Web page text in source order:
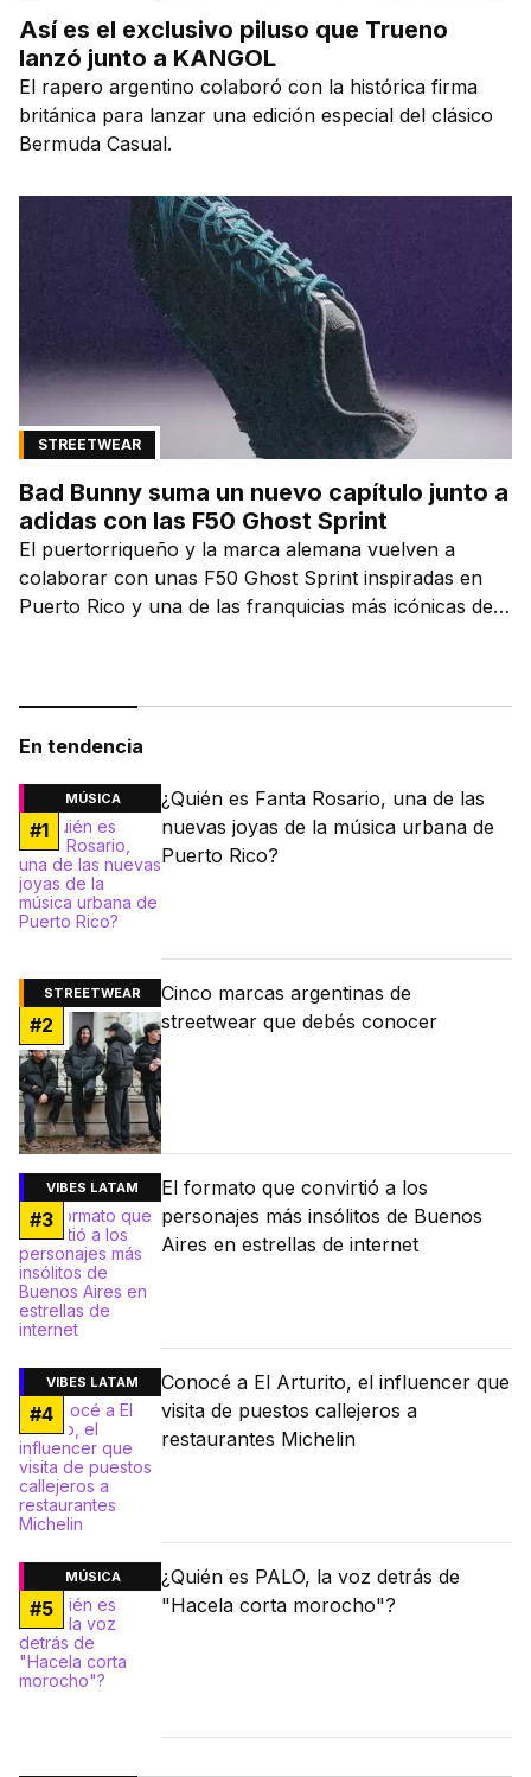
Así es el exclusivo piluso que Trueno
lanzó junto a KANGOL
El rapero argentino colaboró con la histórica firma
británica para lanzar una edición especial del clásico
Bermuda Casual.
STREETWEAR
Bad Bunny suma un nuevo capítulo junto a
adidas con las F50 Ghost Sprint
El puertorriqueño y la marca alemana vuelven a
colaborar con unas F50 Ghost Sprint inspiradas en
Puerto Rico y una de las franquicias más icónicas del
En tendencia
MÚSICA
#1
¿Quién es Fanta Rosario, una de las
nuevas joyas de la música urbana de
Puerto Rico?
STREETWEAR
#2
Cinco marcas argentinas de
streetwear que debés conocer
VIBES LATAM
#3
El formato que convirtió a los
personajes más insólitos de Buenos
Aires en estrellas de internet
VIBES LATAM
#4
Conocé a El Arturito, el influencer que
visita de puestos callejeros a
restaurantes Michelin
MÚSICA
#5
¿Quién es PALO, la voz detrás de
"Hacela corta morocho"?